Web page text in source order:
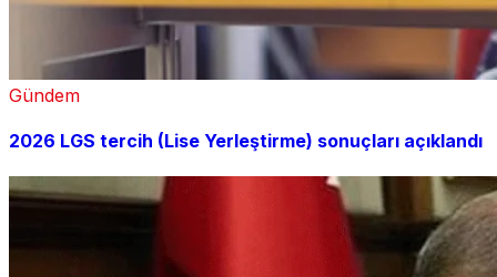
Gündem
2026 LGS tercih (Lise Yerleştirme) sonuçları açıklandı